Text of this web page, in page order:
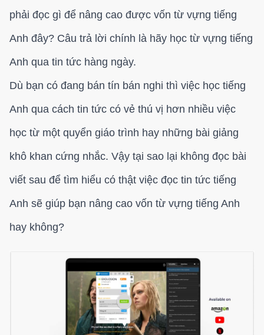
phải đọc gì để nâng cao được vốn từ vựng tiếng
Anh đây? Câu trả lời chính là hãy học từ vựng tiếng
Anh qua tin tức hàng ngày.
Dù bạn có đang bán tín bán nghi thì việc học tiếng
Anh qua cách tin tức có vẻ thú vị hơn nhiều việc
học từ một quyển giáo trình hay những bài giảng
khô khan cứng nhắc. Vậy tại sao lại không đọc bài
viết sau để tìm hiểu có thật việc đọc tin tức tiếng
Anh sẽ giúp bạn nâng cao vốn từ vựng tiếng Anh
hay không?